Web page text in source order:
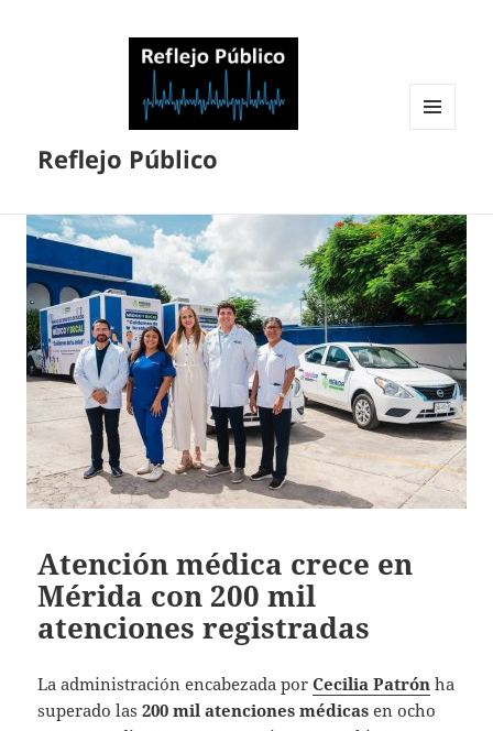
Reflejo Público
Atención médica crece en
Mérida con 200 mil
atenciones registradas
La administración encabezada porCecilia Patrón ha
superado las200 mil atenciones médicas en ocho